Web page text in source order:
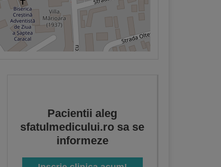
Pacientii aleg
sfatulmedicului.ro sa se
informeze